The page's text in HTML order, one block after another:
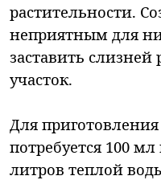
растительности.
неприятным для
заставить слизней
участок.
Для приготовления
потребуется 100
литров теплой